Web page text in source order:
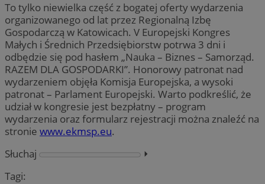
To tylko niewielka część z bogatej oferty wydarzenia
organizowanego od lat przez Regionalną Izbę
Gospodarczą w Katowicach. V Europejski Kongres
Małych i Średnich Przedsiębiorstw potrwa 3 dni i
odbędzie się pod hasłem „Nauka – Biznes – Samorząd.
RAZEM DLA GOSPODARKI”. Honorowy patronat nad
wydarzeniem objęła Komisja Europejska, a wysoki
patronat – Parlament Europejski. Warto podkreślić, że
udział w kongresie jest bezpłatny – program
wydarzenia oraz formularz rejestracji można znaleźć na
stronie www.ekmsp.eu.
Słuchaj
⏵︎
Tagi: